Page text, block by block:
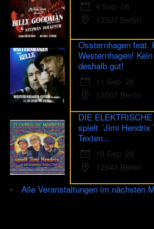
4 Sep. 26
13507 Berlin
Ossternhagen
Westernhagen!
deshalb gut!
11 Sep. 26
13507 Berlin
DIE
spielt ´Jimi
Texten...
19 Sep. 26
12043 Berlin
Alle Veranstaltungen im nächsten